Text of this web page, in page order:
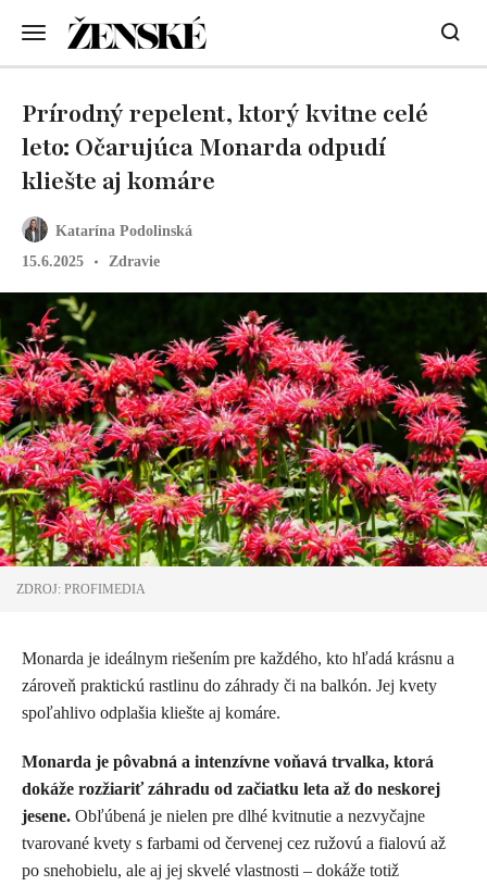
Katarína Podolinská
15.6.2025
Zdravie
Prírodný repelent, ktorý kvitne celé
leto: Očarujúca Monarda odpudí
kliešte aj komáre
ZDROJ: PROFIMEDIA
Monarda je ideálnym riešením pre každého, kto hľadá krásnu a
zároveň praktickú rastlinu do záhrady či na balkón. Jej kvety
spoľahlivo odplašia kliešte aj komáre.
Monarda je pôvabná a intenzívne voňavá trvalka, ktorá
dokáže rozžiariť záhradu od začiatku leta až do neskorej
jesene. Obľúbená je nielen pre dlhé kvitnutie a nezvyčajne
tvarované kvety s farbami od červenej cez ružovú a fialovú až
po snehobielu, ale aj jej skvelé vlastnosti – dokáže totiž